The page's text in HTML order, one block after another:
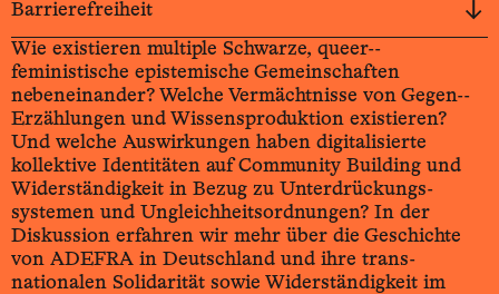
Barrierefreiheit
Wie existieren multiple Schwarze, queer-­
feministische epistemische Gemeinschaften
nebeneinander? Welche Vermächt­nisse von Gegen-­
Erzählungen und Wissens­produktion existieren?
Und welche Auswirkungen haben digitalisierte
kollektive Identitäten auf Community Building und
Wider­ständigkeit in Bezug zu Unter­drückungs­
systemen und Un­gleichheits­ordnungen? In der
Diskussion erfahren wir mehr über die Geschichte
von ADEFRA in Deutschland und ihre trans­
nationalen Solidarität sowie Wider­ständigkeit im